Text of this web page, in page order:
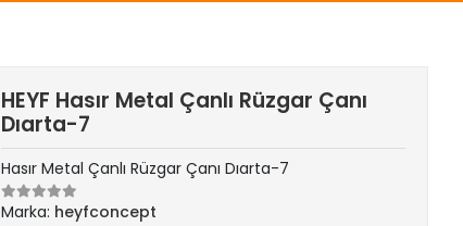
HEYF Hasır Metal Çanlı Rüzgar Çanı
Dıarta-7
Hasır Metal Çanlı Rüzgar Çanı Dıarta-7
Marka: heyfconcept